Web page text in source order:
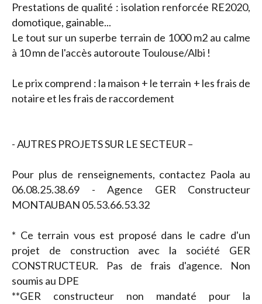
Prestations de qualité : isolation renforcée RE2020,
domotique, gainable...
Le tout sur un superbe terrain de 1000 m2 au calme
à 10 mn de l'accès autoroute Toulouse/Albi !
Le prix comprend : la maison + le terrain + les frais de
notaire et les frais de raccordement
- AUTRES PROJETS SUR LE SECTEUR –
Pour plus de renseignements, contactez Paola au
06.08.25.38.69 - Agence GER Constructeur
MONTAUBAN 05.53.66.53.32
* Ce terrain vous est proposé dans le cadre d'un
projet de construction avec la société GER
CONSTRUCTEUR. Pas de frais d'agence. Non
soumis au DPE
**GER constructeur non mandaté pour la